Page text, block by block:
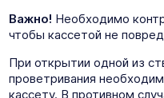
Важно! Необходимо
чтобы кассетой не
При открытии одной из
проветривания
кассету. В противном